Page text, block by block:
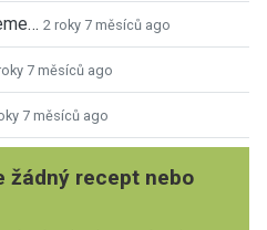
2 roky 7 měsíců ago
7 měsíců ago
7 měsíců ago
žádný recept nebo